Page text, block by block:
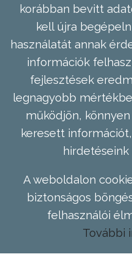
korábban bevitt
kell újra
használatát annak
információk
fejlesztések
legnagyobb
működjön,
keresett
hirdetéseink
A weboldalon
biztonságos
felhasználói
További